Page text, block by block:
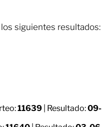
siguientes resultados:
11639 | Resultado:09-